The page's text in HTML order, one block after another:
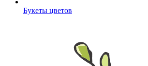
Букеты цветов